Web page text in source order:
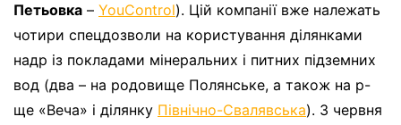
Петьовка – YouControl). Цій компанії вже належать
чотири спецдозволи на користування ділянками
надр із покладами мінеральних і питних підземних
вод (два – на родовище Полянське, а також на р-
ще «Веча» і ділянку Північно-Свалявська). З червня